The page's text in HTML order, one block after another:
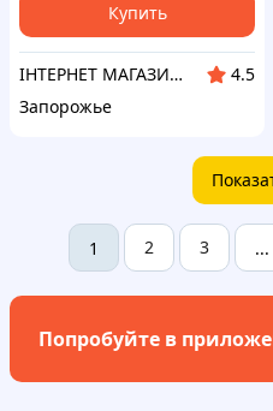
Купить
ІНТЕРНЕТ МАГАЗИН «ORTO-HELP»
4.5
Запорожье
1 2 3 ...
Попробуйте в